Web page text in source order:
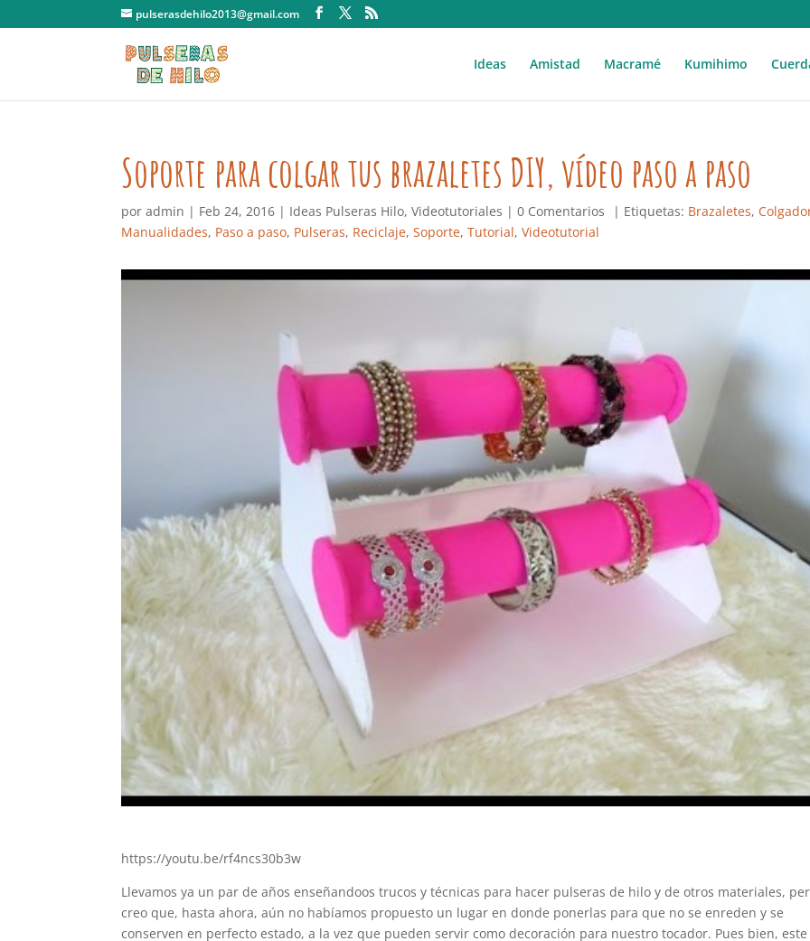
pulserasdehilo2013@gmail.com
Ideas Amistad Macramé Kumihimo
Soporte para colgar tus brazaletes DIY, vídeo paso a paso
poradmin | Feb 24, 2016 | Ideas Pulseras Hilo,Videotutoriales |0 Comentarios | Etiquetas: Brazaletes,
Manualidades, Paso a paso, Pulseras, Reciclaje,Soporte,Tutorial,Videotutorial
https://youtu.be/rf4ncs30b3w
Llevamos ya un par de años enseñandoos trucos y técnicas para hacer pulseras de hilo y de otros materiales,
creo que, hasta ahora, aún no habíamos propuesto un lugar en donde ponerlas para que no se enreden y se
conserven en perfecto estado, a la vez que pueden servir como decoración para nuestro tocador. Pues bien, este